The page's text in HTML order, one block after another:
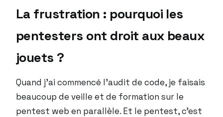
La frustration : pourquoi les
pentesters ont droit aux beaux
jouets ?
Quand j’ai commencé l’audit de code, je faisais
beaucoup de veille et de formation sur le
pentest web en parallèle. Et le pentest, c’est